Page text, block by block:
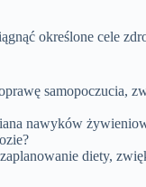
określone cele
samopoczucia,
nawyków
diety,